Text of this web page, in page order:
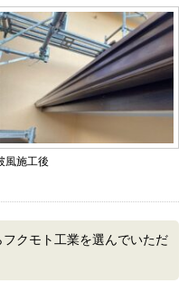
風施工後
クモト工業を選んでいただ